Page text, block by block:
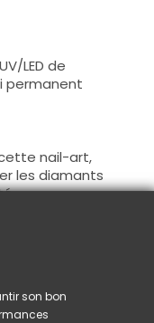
LED de
permanent
nail-art,
les diamants
son bon